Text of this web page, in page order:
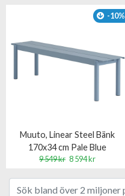
Muuto, Linear Steel Bänk
170x34 cm Pale Blue
9 549 kr 8 594 kr
-10%